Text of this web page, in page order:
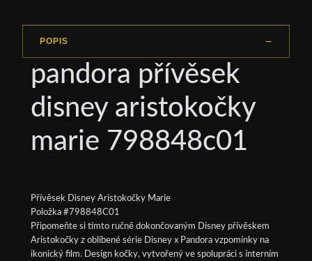
POPIS
pandora přívěsek
disney aristokočky
marie 798848c01
Přívěsek Disney Aristokočky Marie
Položka #798848C01
Připomeňte si tímto ručně dokončovaným Disney přívěskem
Aristokočky z oblíbené série Disney x Pandora vzpomínky na
ikonický film. Design kočky, vytvořený ve spolupráci s interním